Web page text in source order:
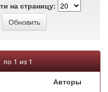
на страницу:
по 1 из 1
Авторы